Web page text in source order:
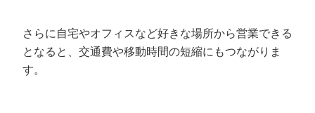
さらに自宅やオフィスなど好きな場所から営業できる
となると、交通費や移動時間の短縮にもつながりま
す。